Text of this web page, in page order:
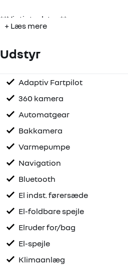
**Vigtigt udstyr:**
- Adaptiv Fartpilot
- Elektrisk bagklap
- Long Range-udstyrsniveau
- Op til 638 km rækkevidde på el
- Ladning op til 250 kW
- 4 døre
Bilen står i **Ballerup**. Kontakt
+ Læs mere
Udstyr
Adaptiv Fartpilot
360 kamera
Automatgear
Bakkamera
Varmepumpe
Navigation
Bluetooth
El indst. førersæde
El-foldbare spejle
Elruder for/bag
El-spejle
Klimaanlæg
Elektrisk bagklap
Frunk
Fuld LED forlygter
Armlæn
Højdejusterbart førersæde
Kopholder
Justerbart rat
Multifunktionsrat
Automatisk nødbremse
Automatisk op/nedblænd
Automatisk skiltegenkendelse
Isofix
Vognbane Assistent